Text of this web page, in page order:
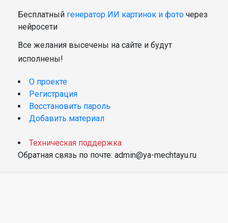
Бесплатный генератор ИИ картинок и фото через
нейросети
Все желания высечены на сайте и будут
исполнены!
О проекте
Регистрация
Восстановить пароль
Добавить материал
Техническая поддержка
Обратная связь по почте: admin@ya-mechtayu.ru